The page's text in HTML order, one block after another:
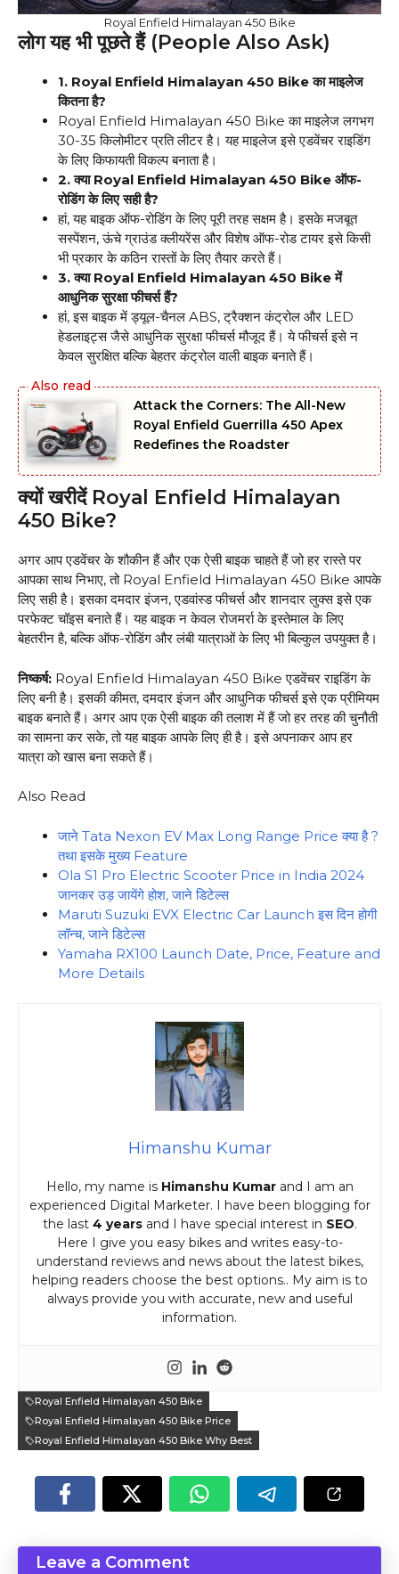
Royal Enfield Himalayan 450 Bike
लोग यह भी पूछते हैं (People Also Ask)
1. Royal Enfield Himalayan 450 Bike का माइलेज
कितना है?
Royal Enfield Himalayan 450 Bike का माइलेज लगभग
30-35 किलोमीटर प्रति लीटर है। यह माइलेज इसे एडवेंचर राइडिंग
के लिए किफायती विकल्प बनाता है।
2. क्या Royal Enfield Himalayan 450 Bike ऑफ-
रोडिंग के लिए सही है?
हां, यह बाइक ऑफ-रोडिंग के लिए पूरी तरह सक्षम है। इसके मजबूत
सस्पेंशन, ऊंचे ग्राउंड क्लीयरेंस और विशेष ऑफ-रोड टायर इसे किसी
भी प्रकार के कठिन रास्तों के लिए तैयार करते हैं।
3. क्या Royal Enfield Himalayan 450 Bike में
आधुनिक सुरक्षा फीचर्स हैं?
हां, इस बाइक में ड्यूल-चैनल ABS, ट्रैक्शन कंट्रोल और LED
हेडलाइट्स जैसे आधुनिक सुरक्षा फीचर्स मौजूद हैं। ये फीचर्स इसे न
केवल सुरक्षित बल्कि बेहतर कंट्रोल वाली बाइक बनाते हैं।
Attack the Corners: The All-New
Royal Enfield Guerrilla 450 Apex
Redefines the Roadster
क्यों खरीदें Royal Enfield Himalayan
450 Bike?
अगर आप एडवेंचर के शौकीन हैं और एक ऐसी बाइक चाहते हैं जो हर रास्ते पर
आपका साथ निभाए, तो Royal Enfield Himalayan 450 Bike आपके
लिए सही है। इसका दमदार इंजन, एडवांस्ड फीचर्स और शानदार लुक्स इसे एक
परफेक्ट चॉइस बनाते हैं। यह बाइक न केवल रोजमर्रा के इस्तेमाल के लिए
बेहतरीन है, बल्कि ऑफ-रोडिंग और लंबी यात्राओं के लिए भी बिल्कुल उपयुक्त है।
निष्कर्ष: Royal Enfield Himalayan 450 Bike एडवेंचर राइडिंग के
लिए बनी है। इसकी कीमत, दमदार इंजन और आधुनिक फीचर्स इसे एक प्रीमियम
बाइक बनाते हैं। अगर आप एक ऐसी बाइक की तलाश में हैं जो हर तरह की चुनौती
का सामना कर सके, तो यह बाइक आपके लिए ही है। इसे अपनाकर आप हर
यात्रा को खास बना सकते हैं।
Also Read
जाने Tata Nexon EV Max Long Range Price क्या है ?
तथा इसके मुख्य Feature
Ola S1 Pro Electric Scooter Price in India 2024
जानकर उड़ जायेंगे होश, जाने डिटेल्स
Maruti Suzuki EVX Electric Car Launch इस दिन होगी
लॉन्च, जाने डिटेल्स
Yamaha RX100 Launch Date, Price, Feature and
More Details
Himanshu Kumar
Hello, my name is Himanshu Kumarand I am an
experienced Digital Marketer. I have been blogging for
the last 4 yearsand I have special interest in SEO.
Here I give you easy bikes and writes easy-to-
understand reviews and news about the latest bikes,
helping readers choose the best options.. My aim is to
always provide you with accurate, new and useful
information.
Royal Enfield Himalayan 450 Bike
Royal Enfield Himalayan 450 Bike Price
Royal Enfield Himalayan 450 Bike Why Best
Leave a Comment